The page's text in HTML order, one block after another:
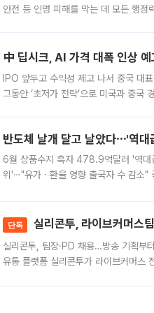
안전 등 인명 피해를 막는 데 모든 행정
中 딥시크, AI 가격 대폭 인상
IPO 앞두고 수익성 제고 나서 중국 대
그동안 ‘초저가 전략’으로 미국과 중국
반도체 날개 달고 날았다⋯'역
6월 상품수지 흑자 478.9억달러 '역
위'⋯"유가ㆍ환율 영향 출국자 수 감소"
단독 실리콘투, 라이브커머스
실리콘투, 팀장·PD 채용…방송 기획부
유통 플랫폼 실리콘투가 라이브커머스